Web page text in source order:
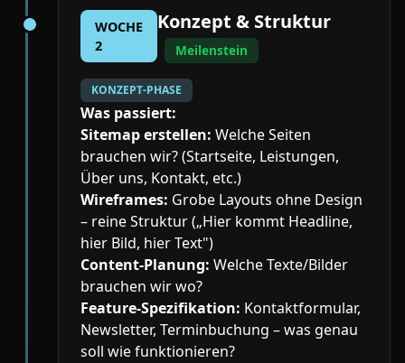
WOCHE
2
Konzept & Struktur
Meilenstein
KONZEPT-PHASE
Was passiert:
Sitemap erstellen: Welche Seiten
brauchen wir? (Startseite, Leistungen,
Über uns, Kontakt, etc.)
Wireframes: Grobe Layouts ohne Design
– reine Struktur („Hier kommt Headline,
hier Bild, hier Text")
Content-Planung: Welche Texte/Bilder
brauchen wir wo?
Feature-Spezifikation: Kontaktformular,
Newsletter, Terminbuchung – was genau
soll wie funktionieren?